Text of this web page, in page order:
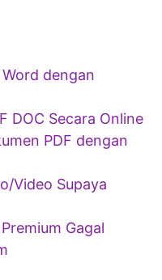
dengan
DOC Secara Online
PDF dengan
Video Supaya
Gagal